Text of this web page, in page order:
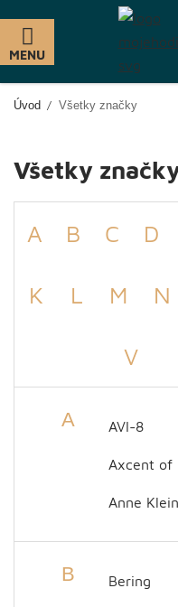
MENU
Úvod Všetky značky
Všetky
A B C D
K L M N
V
A AVI-8
Axcent of
Anne Klein
B Bering